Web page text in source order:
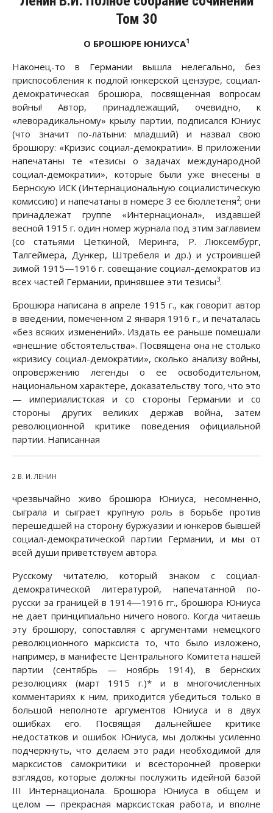
Том 30
О БРОШЮРЕ ЮНИУСА1
Наконец-то в Германии вышла нелегально, без
приспособления к подлой юнкерской цензуре, социал-
демократическая брошюра, посвященная вопросам
войны! Автор, принадлежащий, очевидно, к
«леворадикальному» крылу партии, подписался Юниус
(что значит по-латыни: младший) и назвал свою
брошюру: «Кризис социал-демократии». В приложении
напечатаны те «тезисы о задачах международной
социал-демократии», которые были уже внесены в
Бернскую ИСК (Интернациональную социалистическую
комиссию) и напечатаны в номере 3 ее бюллетеня2; они
принадлежат группе «Интернационал», издавшей
весной 1915 г. один номер журнала под этим заглавием
(со статьями Цеткиной, Меринга, Р. Люксембург,
Талгеймера, Дункер, Штребеля и др.) и устроившей
зимой 1915—1916 г. совещание социал-демократов из
всех частей Германии, принявшее эти тезисы3.
Брошюра написана в апреле 1915 г., как говорит автор
в введении, помеченном 2 января 1916 г., и печаталась
«без всяких изменений». Издать ее раньше помешали
«внешние обстоятельства». Посвящена она не столько
«кризису социал-демократии», сколько анализу войны,
опровержению легенды о ее освободительном,
национальном характере, доказательству того, что это
— империалистская и со стороны Германии и со
стороны других великих держав война, затем
революционной критике поведения официальной
партии. Написанная
2 В. И. ЛЕНИН
чрезвычайно живо брошюра Юниуса, несомненно,
сыграла и сыграет крупную роль в борьбе против
перешедшей на сторону буржуазии и юнкеров бывшей
социал-демократической партии Германии, и мы от
всей души приветствуем автора.
Русскому читателю, который знаком с социал-
демократической литературой, напечатанной по-
русски за границей в 1914—1916 гг., брошюра Юниуса
не дает принципиально ничего нового. Когда читаешь
эту брошюру, сопоставляя с аргументами немецкого
революционного марксиста то, что было изложено,
например, в манифесте Центрального Комитета нашей
партии (сентябрь — ноябрь 1914), в бернских
резолюциях (март 1915 г.)* и в многочисленных
комментариях к ним, приходится убедиться только в
большой неполноте аргументов Юниуса и в двух
ошибках его. Посвящая дальнейшее критике
недостатков и ошибок Юниуса, мы должны усиленно
подчеркнуть, что делаем это ради необходимой для
марксистов самокритики и всесторонней проверки
взглядов, которые должны послужить идейной базой
III Интернационала. Брошюра Юниуса в общем и
целом — прекрасная марксистская работа, и вполне